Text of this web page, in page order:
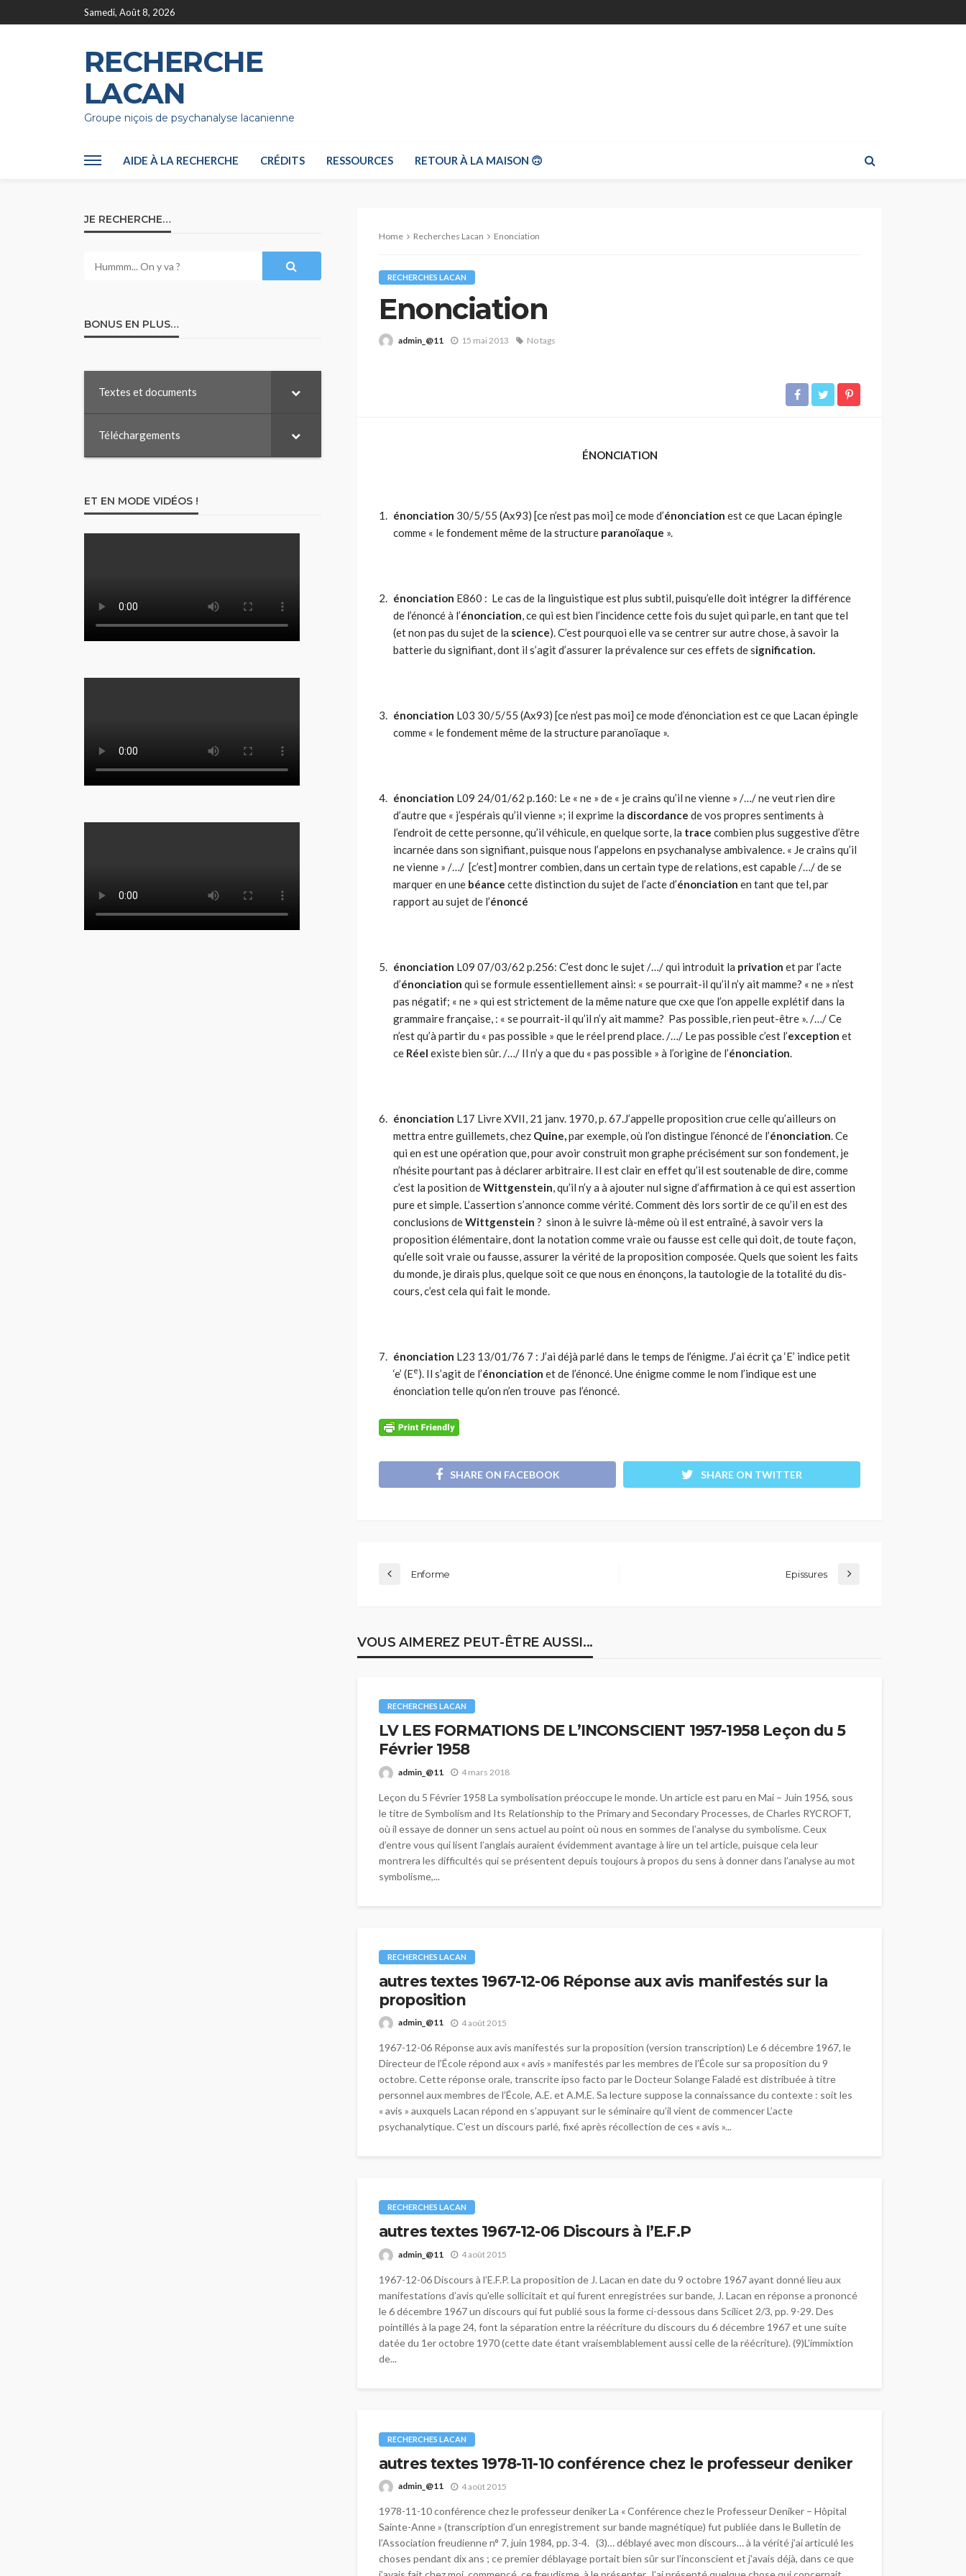
Samedi, Août 8, 2026
RECHERCHE
LACAN
Groupe niçois de psychanalyse lacanienne
AIDE À LA RECHERCHE CRÉDITS RESSOURCES RETOUR À LA MAISON 🙃
Home Recherches Lacan Enonciation
RECHERCHES LACAN
Enonciation
admin_@11 15 mai 2013 No tags
ÉNONCIATION
énonciation 30/5/55 (Ax93) [ce n’est pas moi] ce mode d’énonciation est ce que Lacan épingle
comme « le fondement même de la structure paranoïaque ».
énonciation E860 : Le cas de la linguistique est plus subtil, puisqu’elle doit intégrer la diffé­rence
de l’énoncé à l’énonciation, ce qui est bien l’incidence cette fois du sujet qui parle, en tant que tel
(et non pas du sujet de la science). C’est pourquoi elle va se centrer sur autre chose, à savoir la
batterie du signifiant, dont il s’agit d’assurer la prévalence sur ces effets de signifi­cation.
énonciation L03 30/5/55 (Ax93) [ce n’est pas moi] ce mode d’énonciation est ce que Lacan épingle
comme « le fondement même de la structure paranoïaque ».
énonciation L09 24/01/62 p.160: Le « ne » de « je crains qu’il ne vienne » /…/ ne veut rien dire
d’autre que « j’espérais qu’il vienne »; il exprime la discordance de vos propres sentiments à
l’endroit de cette personne, qu’il véhicule, en quelque sorte, la trace combien plus suggestive d’être
incarnée dans son signifiant, puisque nous l’appelons en psychanalyse ambivalence. « Je crains qu’il
ne vienne » /…/ [c’est] montrer combien, dans un certain type de relations, est capable /…/ de se
marquer en une béance cette distinction du sujet de l’acte d’énonciation en tant que tel, par
rapport au sujet de l’énoncé
énonciation L09 07/03/62 p.256: C’est donc le sujet /…/ qui introduit la privation et par l’acte
d’énonciation qui se formule essentiellement ainsi: « se pourrait-il qu’il n’y ait mamme? « ne » n’est
pas négatif; « ne » qui est strictement de la même nature que cxe que l’on appelle explétif dans la
grammaire française, : « se pourrait-il qu’il n’y ait mamme? Pas possible, rien peut-être ». /…/ Ce
n’est qu’à partir du « pas possible » que le réel prend place. /…/ Le pas possible c’est l’exception et
ce Réel existe bien sûr. /…/ Il n’y a que du « pas possible » à l’origine de l’énonciation.
énonciation L17 Livre XVII, 21 janv. 1970, p. 67.J’appelle proposition crue celle qu’ailleurs on
mettra entre guillemets, chez Quine,par exemple, où l’on distingue l’énoncé de l’énonciation. Ce
qui en est une opération que, pour avoir construit mon graphe préci­sément sur son fondement, je
n’hésite pourtant pas à déclarer arbitraire. Il est clair en effet qu’il est soutenable de dire, comme
c’est la position deWittgenstein, qu’il n’y a à ajouter nul signe d’affirmation à ce qui est assertion
pure et simple. L’assertion s’annonce comme vérité. Comment dès lors sortir de ce qu’il en est des
conclusions deWittgenstein ? si­non à le suivre là-même où il est entraîné, à savoir vers la
proposition élémentaire, dont la notation comme vraie ou fausse est celle qui doit, de toute façon,
qu’elle soit vraie ou fausse, assurer la vérité de la pro­position composée. Quels que soient les faits
du monde, je dirais plus, quelque soit ce que nous en énonçons, la tautologie de la totalité du dis­
cours, c’est cela qui fait le monde.
énonciation L23 13/01/76 7 : J’ai déjà parlé dans le temps de l’énigme. J’ai écrit ça ‘E’ indice petit
‘e’ (Ee). Il s’agit de l’énonciation et de l’énoncé. Une énigme comme le nom l’indique est une
énonciation telle qu’on n’en trouve pas l’énoncé.
SHARE ON FACEBOOK SHARE ON TWITTER
Enforme Epissures
VOUS AIMEREZ PEUT-ÊTRE AUSSI...
RECHERCHES LACAN
LV LES FORMATIONS DE L’INCONSCIENT 1957-1958 Leçon du 5
Février 1958
admin_@11 4 mars 2018
Leçon du 5 Février 1958 La symbolisation préoccupe le monde. Un article est paru en Mai – Juin 1956, sous
le titre de Symbolism and Its Relationship to the Primary and Secondary Processes, de Charles RYCROFT,
où il essaye de donner un sens actuel au point où nous en sommes de l’analyse du symbolisme. Ceux
d’entre vous qui lisent l’anglais auraient évidemment avantage à lire un tel article, puisque cela leur
montrera les difficultés qui se présentent depuis toujours à propos du sens à donner dans l’analyse au mot
symbolisme,...
RECHERCHES LACAN
autres textes 1967-12-06 Réponse aux avis manifestés sur la
proposition
admin_@11 4 août 2015
1967-12-06 Réponse aux avis manifestés sur la proposition (version transcription) Le 6 décembre 1967, le
Directeur de l’École répond aux « avis » manifestés par les membres de l’École sur sa proposition du 9
octobre. Cette réponse orale, transcrite ipso facto par le Docteur Solange Faladé est distribuée à titre
personnel aux membres de l’École, A.E. et A.M.E. Sa lecture suppose la connaissance du contexte : soit les
« avis » auxquels Lacan répond en s’appuyant sur le séminaire qu’il vient de commencer L’acte
psychanalytique. C’est un discours parlé, fixé après récollection de ces « avis »...
RECHERCHES LACAN
autres textes 1967-12-06 Discours à l’E.F.P
admin_@11 4 août 2015
1967-12-06 Discours à l’E.F.P. La proposition de J. Lacan en date du 9 octobre 1967 ayant donné lieu aux
manifestations d’avis qu’elle sollicitait et qui furent enregistrées sur bande, J. Lacan en réponse a prononcé
le 6 décembre 1967 un discours qui fut publié sous la forme ci-dessous dans Scilicet 2/3, pp. 9-29. Des
pointillés à la page 24, font la séparation entre la réécriture du discours du 6 décembre 1967 et une suite
datée du 1er octobre 1970 (cette date étant vraisemblablement aussi celle de la réécriture). (9)L’immixtion
de...
RECHERCHES LACAN
autres textes 1978-11-10 conférence chez le professeur deniker
admin_@11 4 août 2015
1978-11-10 conférence chez le professeur deniker La « Conférence chez le Professeur Deniker – Hôpital
Sainte-Anne » (transcription d’un enregistrement sur bande magnétique) fut publiée dans le Bulletin de
l’Association freudienne n° 7, juin 1984, pp. 3-4. (3)… déblayé avec mon discours… à la vérité j’ai articulé les
choses pendant dix ans ; ce premier déblayage portait bien sûr sur l’inconscient et j’avais déjà, dans ce que
JE RECHERCHE…
BONUS EN PLUS…
Textes et documents
Téléchargements
ET EN MODE VIDÉOS !